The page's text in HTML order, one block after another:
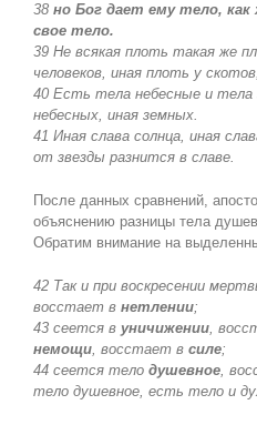
38 но Бог дает ему тело, как
свое тело.
39 Не всякая плоть такая же
человеков, иная плоть у
40 Есть тела небесные и тела
небесных, иная земных.
41 Иная слава солнца, иная
от звезды разнится в славе.
После данных сравнений,
объяснению разницы тела
Обратим внимание на
42 Так и при воскресении
восстает в нетлении;
43 сеется в уничижении,
немощи, восстает в силе;
44 сеется тело душевное,
тело душевное, есть тело и